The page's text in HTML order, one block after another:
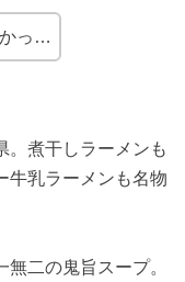
っ…
。煮干しラーメンも
牛乳ラーメンも名物
二の鬼旨スープ。